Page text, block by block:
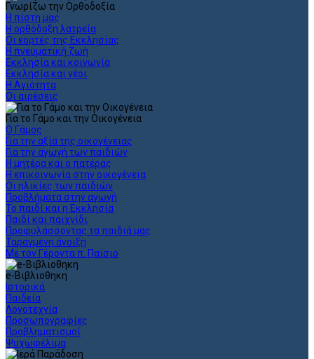
Γνωρίζω την Ορθοδοξία
Η πίστη μας
Η ορθόδοξη λατρεία
Οι εορτές της Εκκλησίας
Η πνευματική ζωή
Εκκλησία και κοινωνία
Εκκλησία και νέοι
Η Αγιότητα
Οι αιρέσεις
Για το Γάμο και την Οικογένεια
Ο Γάμος
Για την αξία της οικογένειας
Για την αγωγή των παιδιών
Η μητέρα και ο πατέρας
Η επικοινωνία στην οικογένεια
Οι ηλικίες των παιδιών
Προβλήματα στην αγωγή
Το παιδί και η Εκκλησία
Παιδί και παιχνίδι
Προφυλάσσοντας τα παιδιά μας
Ταραγμένη άνοιξη
Με τον Γέροντα π. Παϊσιο
e-Βιβλιοθηκη
Ιστορικά
Παιδεία
Λογοτεχνία
Προσωπογραφίες
Προβληματισμοί
Ψυχωφέλιμα